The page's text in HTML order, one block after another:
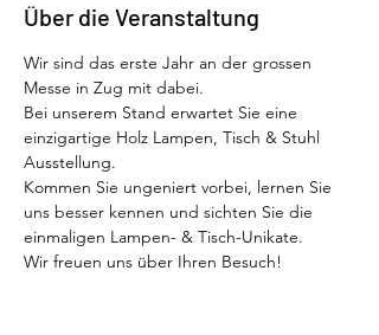
Über die Veranstaltung
Wir sind das erste Jahr an der grossen
Messe in Zug mit dabei.
Bei unserem Stand erwartet Sie eine
einzigartige Holz Lampen, Tisch & Stuhl
Ausstellung.
Kommen Sie ungeniert vorbei, lernen Sie
uns besser kennen und sichten Sie die
einmaligen Lampen- & Tisch-Unikate.
Wir freuen uns über Ihren Besuch!